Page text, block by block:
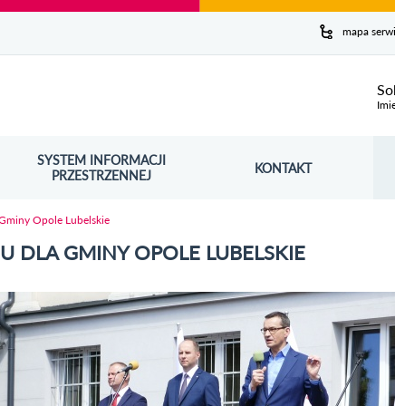
mapa
SYSTEM INFORMACJI
PRZESTRZENNEJ
OTWORZY SIĘ W NOWYM OKNIE KONTAKT
Opole Lubelskie
DLA GMINY OPOLE LUBELSKIE